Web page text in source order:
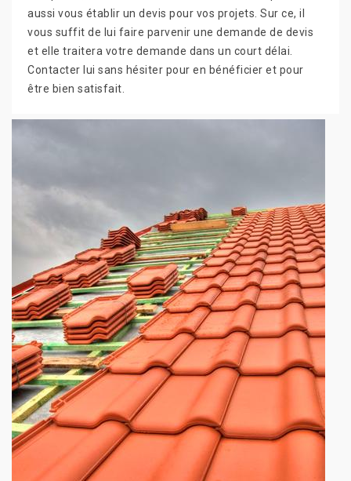
aussi vous établir un devis pour vos projets. Sur ce, il
vous suffit de lui faire parvenir une demande de devis
et elle traitera votre demande dans un court délai.
Contacter lui sans hésiter pour en bénéficier et pour
être bien satisfait.